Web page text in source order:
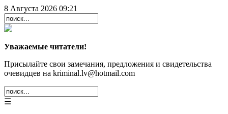
8 Августа 2026 09:21
Уважаемые читатели!
Присылайте свои замечания, предложения и свидетельства
очевидцев на kriminal.lv@hotmail.com
☰